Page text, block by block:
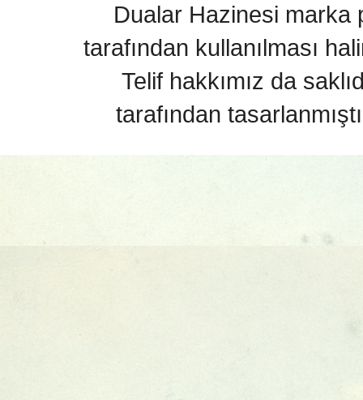
Dualar Hazinesi marka
tarafından kullanılması
Telif hakkımız da
tarafından